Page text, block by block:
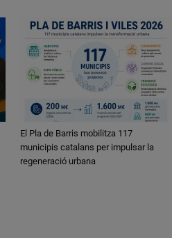
El Pla de Barris mobilitza 117
municipis catalans per impulsar la
regeneració urbana